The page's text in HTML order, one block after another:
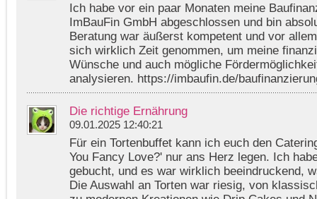
Ich habe vor ein paar Monaten meine
ImBauFin GmbH abgeschlossen und bin
Beratung war äußerst kompetent und vor
sich wirklich Zeit genommen, um meine
Wünsche und auch mögliche
analysieren. https://imbaufin.de/
Die richtige Ernährung
09.01.2025 12:40:21
Für ein Tortenbuffet kann ich euch den
You Fancy Love?' nur ans Herz legen. Ich
gebucht, und es war wirklich beeindruckend,
Die Auswahl an Torten war riesig, von